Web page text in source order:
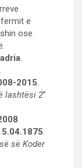
e
ose
.
.
2015.
lashtësi 2”
.
.
ë së Koder